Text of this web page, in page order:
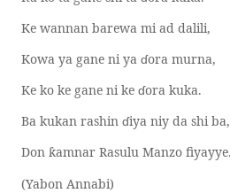
Ke wannan barewa mi ad dalili,
Kowa ya gane ni ya ɗora murna,
Ke ko ke gane ni ke ɗora kuka.
Ba kukan rashin ɗiya niy da shi ba,
Don ƙamnar Rasulu Manzo fiyayye.
(Yabon Annabi)